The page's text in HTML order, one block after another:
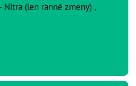
Nitra (len ranné zmeny) ,